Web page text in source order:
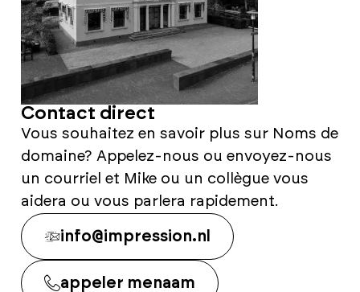
Contact direct
Vous souhaitez en savoir plus sur Noms de
domaine? Appelez-nous ou envoyez-nous
un courriel et Mike ou un collègue vous
aidera ou vous parlera rapidement.
info@impression.nl
appeler menaam